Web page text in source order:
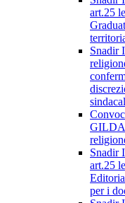
art.25
Snadir
GILDA
Snadir
art.25
per i